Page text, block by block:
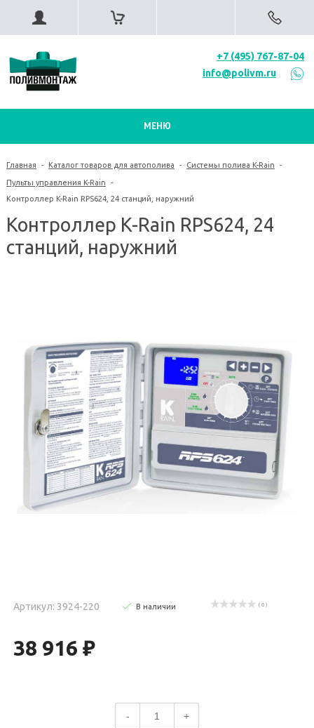
+7 (495) 767-87-04
info@polivm.ru
МЕНЮ
Главная - Каталог товаров для автополива - Системы полива K-Rain -
Пульты управления K-Rain
-
Контроллер K-Rain RPS624, 24 станций, наружний
Контроллер K-Rain RPS624, 24
станций, наружний
Артикул: 3924-220 В наличии ( 0 )
38 916 ₽
- +